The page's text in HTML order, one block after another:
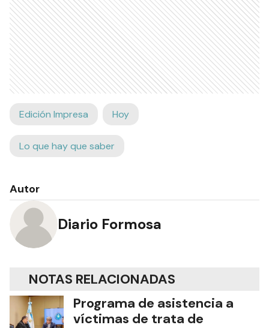
Edición Impresa Hoy
Lo que hay que saber
Autor
Diario Formosa
NOTAS RELACIONADAS
Programa de asistencia a
víctimas de trata de